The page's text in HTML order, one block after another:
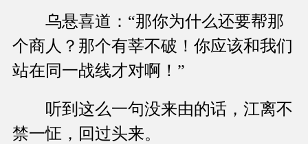
乌悬喜道：“那你为什么还要帮那
个商人？那个有莘不破！你应该和我们
站在同一战线才对啊！”
听到这么一句没来由的话，江离不
禁一怔，回过头来。